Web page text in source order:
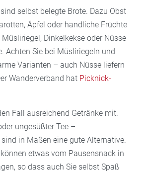
selbst belegte Brote. Dazu Obst
Äpfel oder handliche Früchte
Dinkelkekse oder Nüsse
Achten Sie bei Müsliriegeln und
Varianten – auch Nüsse liefern
Wanderverband hat Picknick-
Fall ausreichend Getränke mit.
ungesüßter Tee –
in Maßen eine gute Alternative.
etwas vom Pausensnack in
so dass auch Sie selbst Spaß